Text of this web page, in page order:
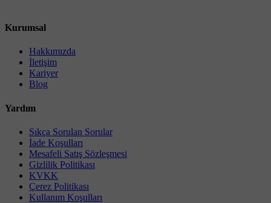
Kurumsal
Hakkımızda
İletişim
Kariyer
Blog
Yardım
Sıkça Sorulan Sorular
İade Koşulları
Mesafeli Satış Sözleşmesi
Gizlilik Politikası
KVKK
Çerez Politikası
Kullanım Koşulları